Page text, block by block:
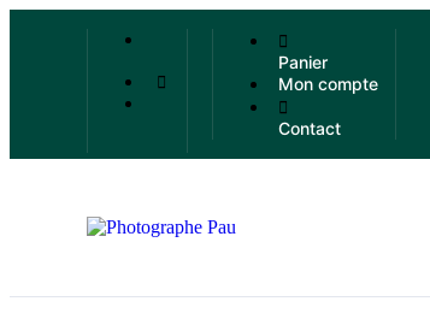
Panier
Mon compte
Contact